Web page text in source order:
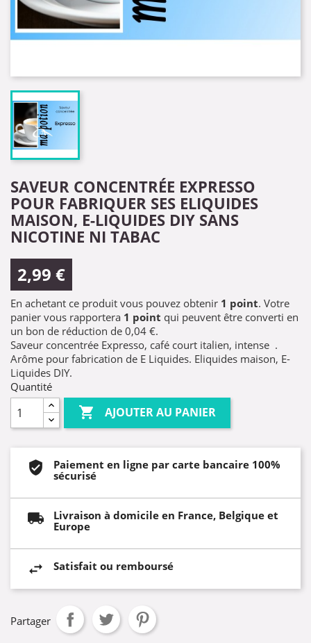
SAVEUR CONCENTRÉE EXPRESSO
POUR FABRIQUER SES ELIQUIDES
MAISON, E-LIQUIDES DIY SANS
NICOTINE NI TABAC
2,99 €
En achetant ce produit vous pouvez obtenir 1 point. Votre
panier vous rapportera 1 point qui peuvent être converti en
un bon de réduction de 0,04 €.
Saveur concentrée Expresso, café court italien, intense .
Arôme pour fabrication de E Liquides. Eliquides maison, E-
Liquides DIY.
Quantité
 AJOUTER AU PANIER
Paiement en ligne par carte bancaire 100%
sécurisé
Livraison à domicile en France, Belgique et
Europe
Satisfait ou remboursé
Partager